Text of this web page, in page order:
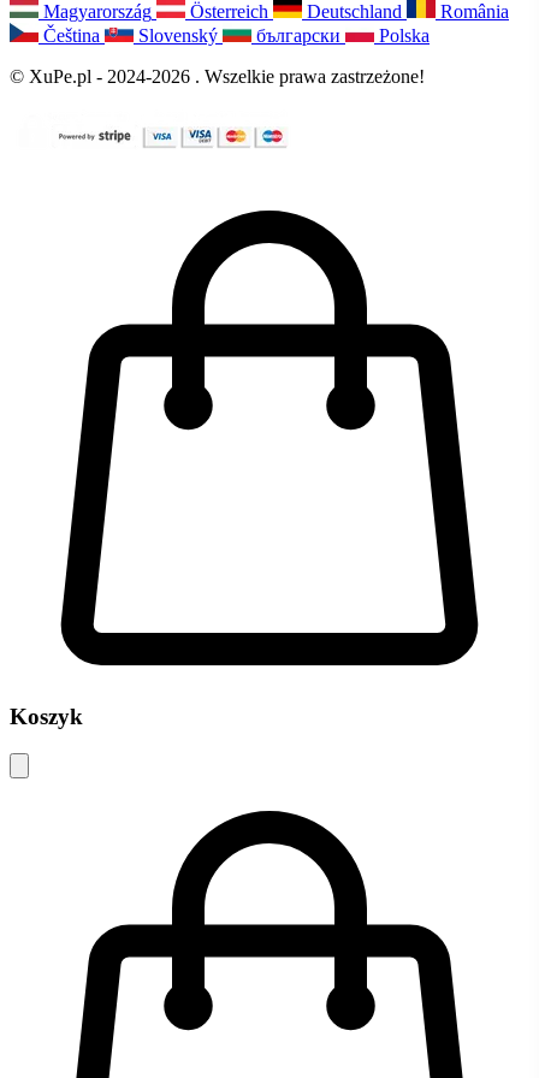
Magyarország Österreich Deutschland
România
Čeština
Slovenský български
Polska
© XuPe.pl - 2024-2026 . Wszelkie prawa zastrzeżone!
Koszyk